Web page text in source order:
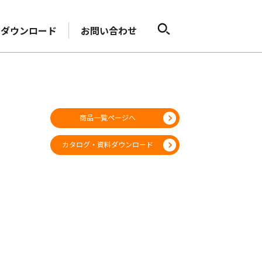
ダウンロード お問い合わせ
商品一覧ページへ
カタログ・資料ダウンロード